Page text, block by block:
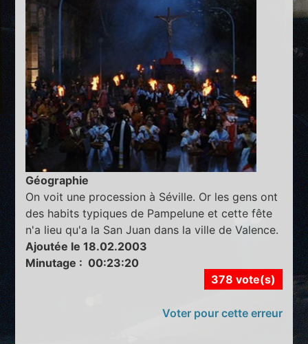
Géographie
On voit une procession à Séville. Or les gens ont
des habits typiques de Pampelune et cette fête
n'a lieu qu'a la San Juan dans la ville de Valence.
Ajoutée le 18.02.2003
Minutage : 00:23:20
378 vote(s)
Voter pour cette erreur